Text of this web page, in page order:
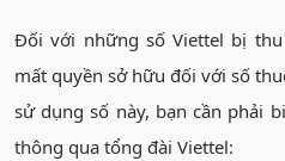
Đối với những số Viettel bị
mất quyền sở hữu đối với số
sử dụng số này, bạn cần phải
thông qua tổng đài Viettel: